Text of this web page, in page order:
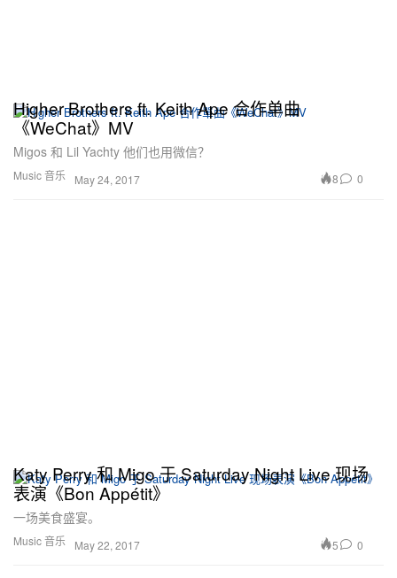
Music 音乐
Higher Brothers ft. Keith Ape 合作单曲
《WeChat》MV
Migos 和 Lil Yachty 他们也用微信？
May 24, 2017 8 0
Music 音乐
Katy Perry 和 Migo 于 Saturday Night Live 现场
表演《Bon Appétit》
一场美食盛宴。
May 22, 2017 5 0